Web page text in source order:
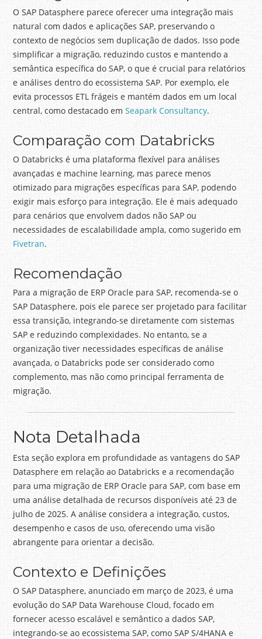
O SAP Datasphere parece oferecer uma integração mais
natural com dados e aplicações SAP, preservando o
contexto de negócios sem duplicação de dados. Isso pode
simplificar a migração, reduzindo custos e mantendo a
semântica específica do SAP, o que é crucial para relatórios
e análises dentro do ecossistema SAP. Por exemplo, ele
evita processos ETL frágeis e mantém dados em um local
central, como destacado emSeapark Consultancy.
Comparação com Databricks
O Databricks é uma plataforma flexível para análises
avançadas e machine learning, mas parece menos
otimizado para migrações específicas para SAP, podendo
exigir mais esforço para integração. Ele é mais adequado
para cenários que envolvem dados não SAP ou
necessidades de escalabilidade ampla, como sugerido em
Fivetran.
Recomendação
Para a migração de ERP Oracle para SAP, recomenda-se o
SAP Datasphere, pois ele parece ser projetado para facilitar
essa transição, integrando-se diretamente com sistemas
SAP e reduzindo complexidades. No entanto, se a
organização tiver necessidades específicas de análise
avançada, o Databricks pode ser considerado como
complemento, mas não como principal ferramenta de
migração.
Nota Detalhada
Esta seção explora em profundidade as vantagens do SAP
Datasphere em relação ao Databricks e a recomendação
para uma migração de ERP Oracle para SAP, com base em
uma análise detalhada de recursos disponíveis até 23 de
julho de 2025. A análise considera a integração, custos,
desempenho e casos de uso, oferecendo uma visão
abrangente para orientar a decisão.
Contexto e Definições
O SAP Datasphere, anunciado em março de 2023, é uma
evolução do SAP Data Warehouse Cloud, focado em
fornecer acesso escalável e semântico a dados SAP,
integrando-se ao ecossistema SAP, como SAP S/4HANA e